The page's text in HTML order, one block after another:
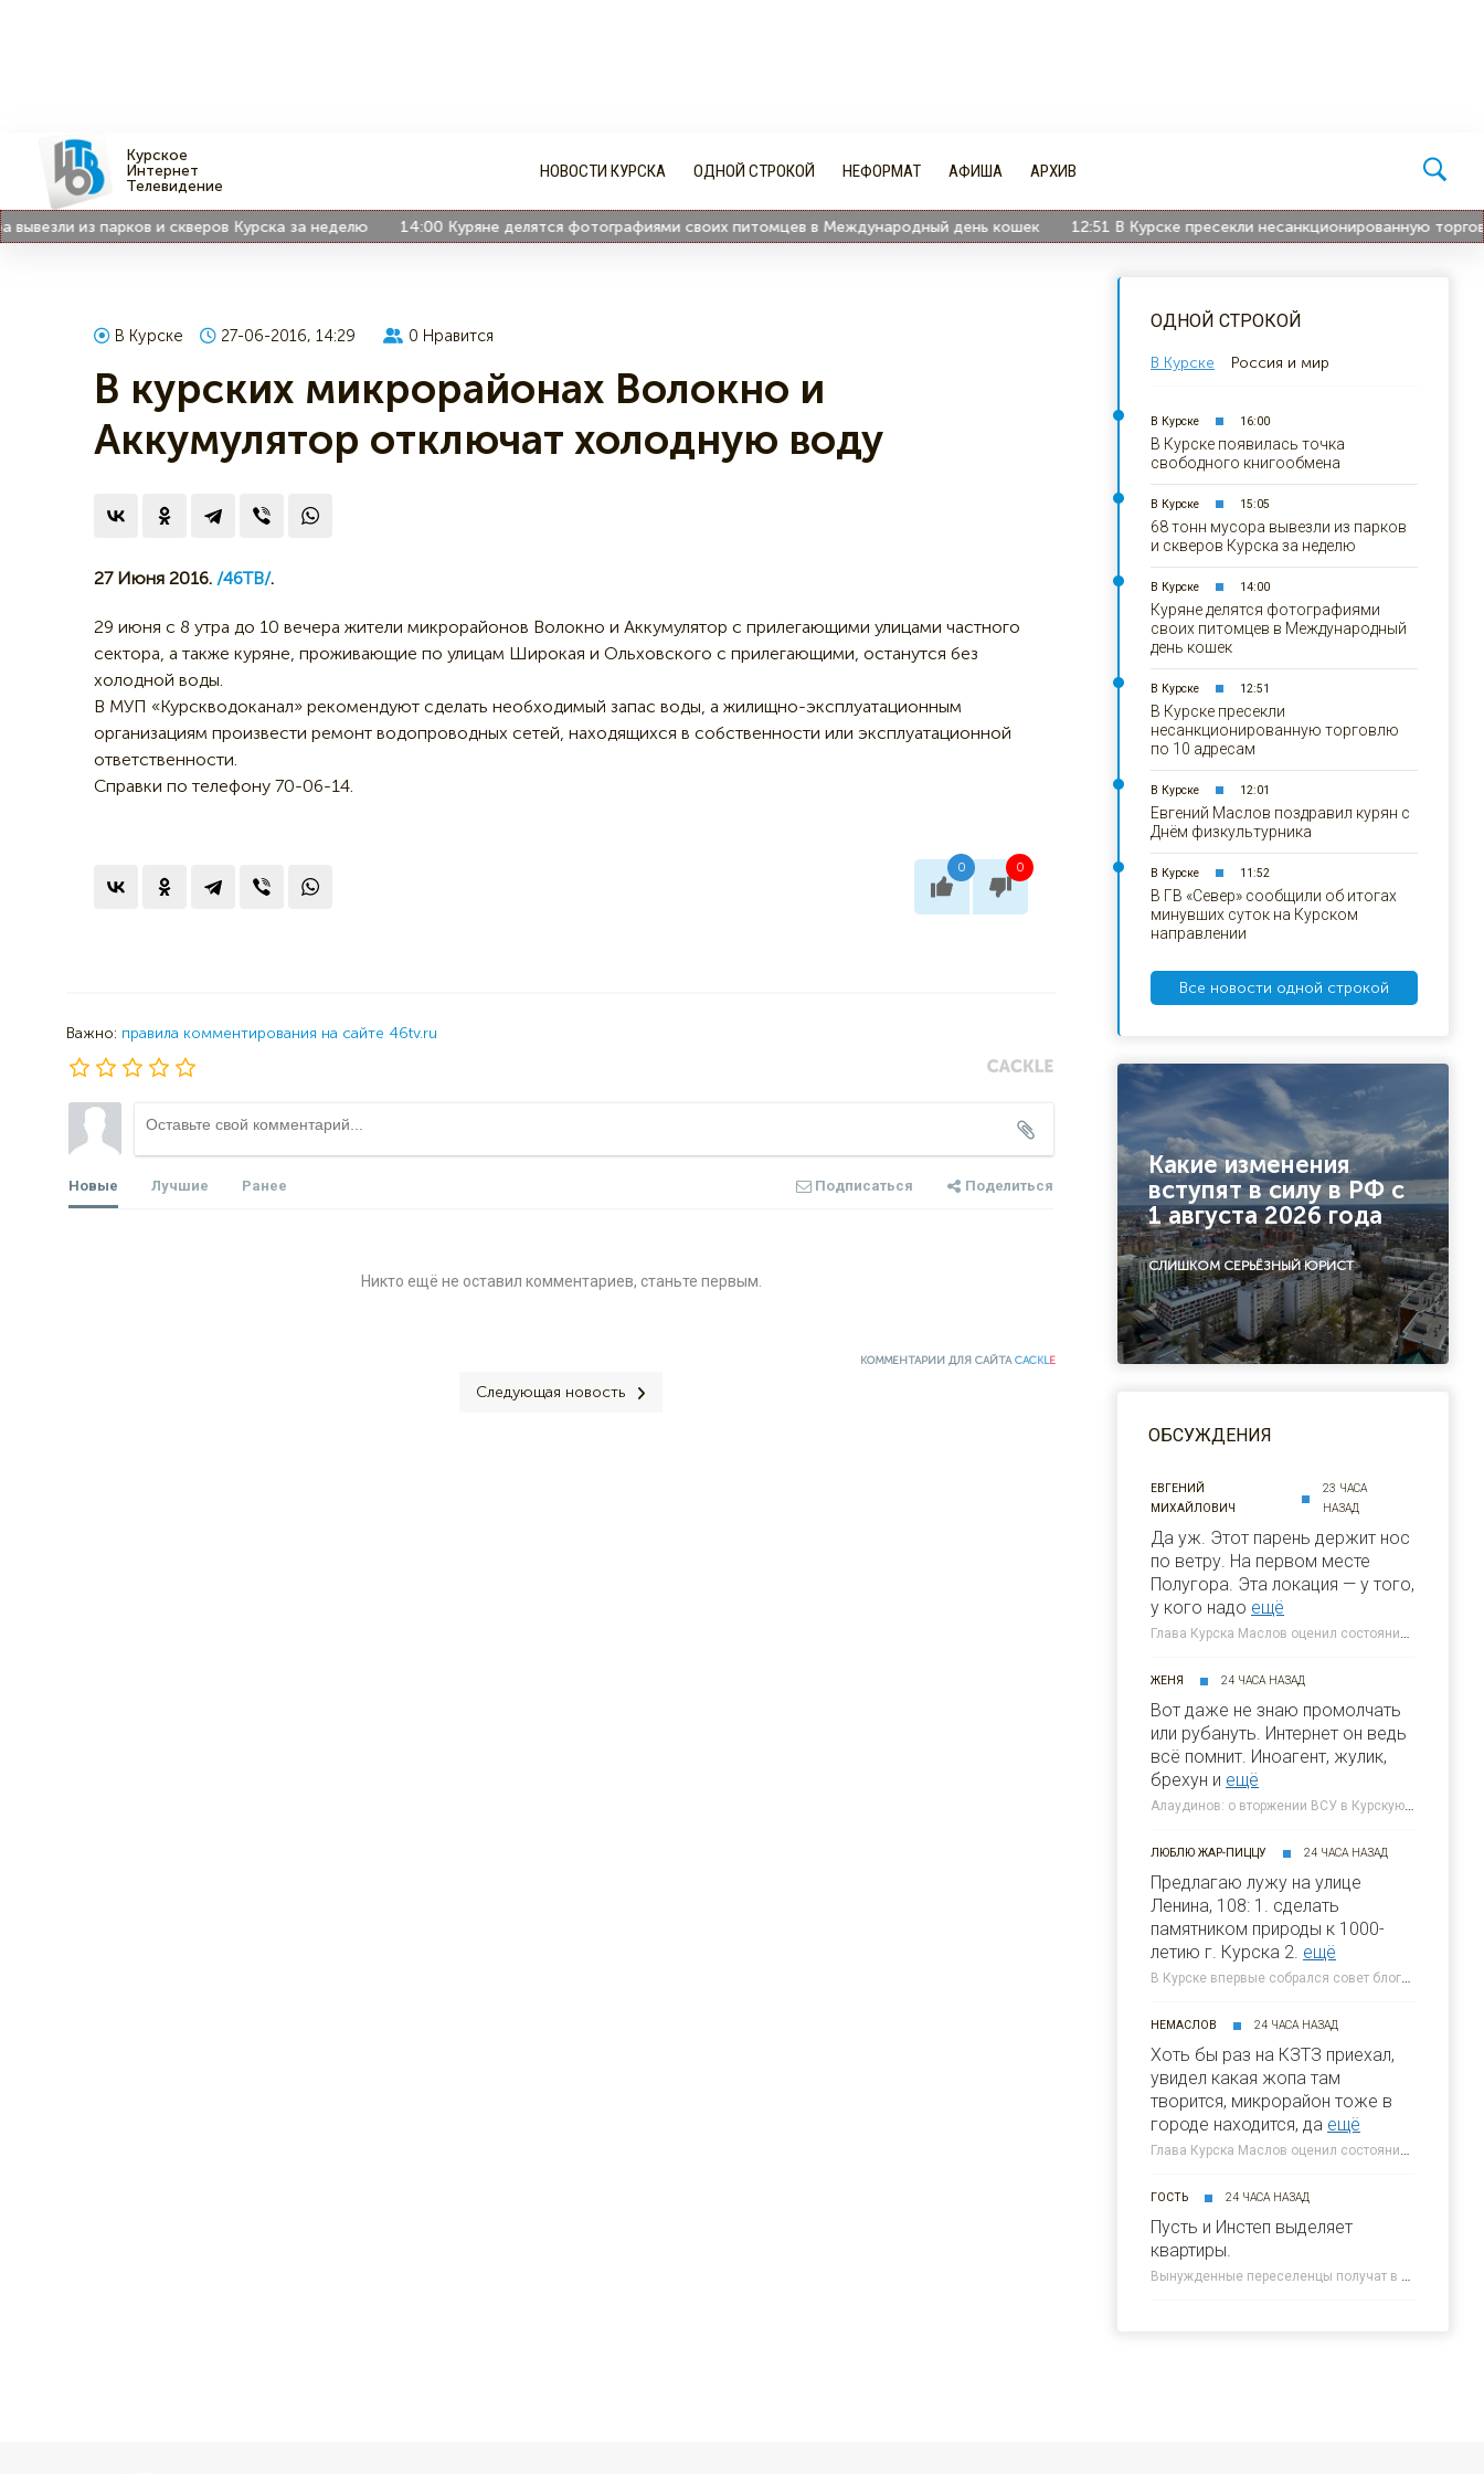
Курское
Интернет
Телевидение
НОВОСТИ КУРСКА ОДНОЙ СТРОКОЙ НЕФОРМАТ АФИША АРХИВ
из парков и скверов Курска за неделю 14:00 Куряне делятся фотографиями своих питомцев в Международный день кошек 12:51 В Курске пресекли несанкционированную торговлю
В Курске 27-06-2016, 14:29 0 Нравится
В курских микрорайонах Волокно и
Аккумулятор отключат холодную воду
27 Июня 2016. /46ТВ/.
29 июня с 8 утра до 10 вечера жители микрорайонов Волокно и Аккумулятор с прилегающими улицами частного
сектора, а также куряне, проживающие по улицам Широкая и Ольховского с прилегающими, останутся без
холодной воды.
В МУП «Курскводоканал» рекомендуют сделать необходимый запас воды, а жилищно-эксплуатационным
организациям произвести ремонт водопроводных сетей, находящихся в собственности или эксплуатационной
ответственности.
Справки по телефону 70-06-14.
0 0
Важно: правила комментирования на сайте 46tv.ru
Новые Лучшие Ранее Подписаться Поделиться
Никто ещё не оставил комментариев, станьте первым.
КОММЕНТАРИИ ДЛЯ САЙТАCACKLE
Следующая новость
ОДНОЙ СТРОКОЙ
В Курске Россия и мир
В Курске 16:00
В Курске появилась точка
свободного книгообмена
В Курске 15:05
68 тонн мусора вывезли из парков
и скверов Курска за неделю
В Курске 14:00
Куряне делятся фотографиями
своих питомцев в Международный
день кошек
В Курске 12:51
В Курске пресекли
несанкционированную торговлю
по 10 адресам
В Курске 12:01
Евгений Маслов поздравил курян с
Днём физкультурника
В Курске 11:52
В ГВ «Север» сообщили об итогах
минувших суток на Курском
направлении
Все новости одной строкой
Какие изменения
вступят в силу в РФ с
1 августа 2026 года
СЛИШКОМ СЕРЬЁЗНЫЙ ЮРИСТ
ОБСУЖДЕНИЯ
ЕВГЕНИЙ
МИХАЙЛОВИЧ
23 ЧАСА
НАЗАД
Да уж. Этот парень держит нос
по ветру. На первом месте
Полугора. Этa локация — у того,
у кого надо ещё
Глава Курска Маслов оценил состояние требующих благоустройства локаций » 46ТВ Курское Интернет Телевидение
ЖЕНЯ 24 ЧАСА НАЗАД
Вот даже не знаю промолчать
или рубануть. Интернет он ведь
всё помнит. Иноагент, жулик,
брехун и ещё
Алаудинов: о вторжении ВСУ в Курскую область я узнал от гражданских людей » 46ТВ Курское Интернет Телевидение
ЛЮБЛЮ ЖАР-ПИЦЦУ 24 ЧАСА НАЗАД
Предлагаю лужу на улице
Ленина, 108: 1. сделать
памятником природы к 1000-
летию г. Курска 2. ещё
В Курске впервые собрался совет блогеров при главе города » 46ТВ Курское Интернет Телевидение
НЕМАСЛОВ 24 ЧАСА НАЗАД
Хоть бы раз на КЗТЗ приехал,
увидел какая жопа там
творится, микрорайон тоже в
городе находится, да ещё
Глава Курска Маслов оценил состояние требующих благоустройства локаций » 46ТВ Курское Интернет Телевидение
ГОСТЬ 24 ЧАСА НАЗАД
Пусть и Инстеп выделяет
квартиры.
Вынужденные переселенцы получат в Курске около 300 квартир от КПД » 46ТВ Курское Интернет Телевидение